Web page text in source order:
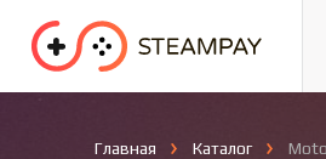
Спорт
Главная Каталог